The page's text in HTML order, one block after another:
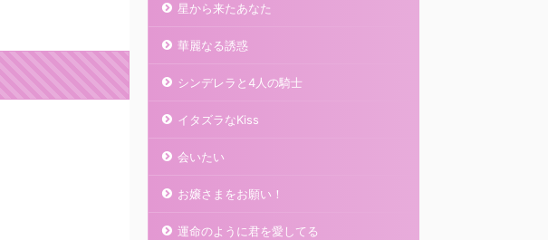
星から来たあなた
華麗なる誘惑
シンデレラと4人の騎士
イタズラなKiss
会いたい
お嬢さまをお願い！
運命のように君を愛してる